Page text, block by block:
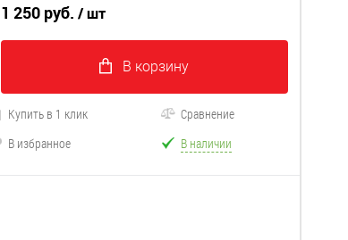
1 250 руб. / шт
В корзину
Купить в 1 клик
Сравнение
В избранное
В наличии